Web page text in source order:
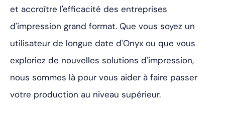
et accroître l'efficacité des entreprises
d'impression grand format. Que vous soyez un
utilisateur de longue date d'Onyx ou que vous
exploriez de nouvelles solutions d'impression,
nous sommes là pour vous aider à faire passer
votre production au niveau supérieur.